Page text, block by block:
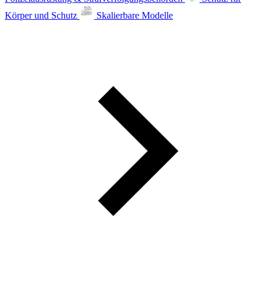
Körper und Schutz
Skalierbare Modelle